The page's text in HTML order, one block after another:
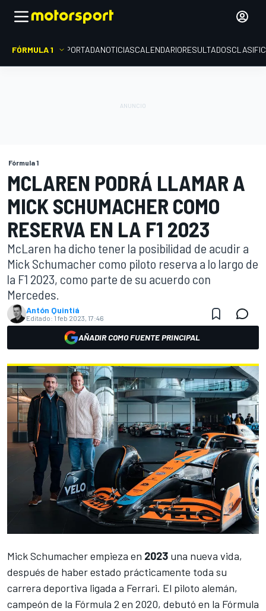
FÓRMULA 1 PORTADANOTICIASCALENDARIORESULTADOS
Fórmula 1
MCLAREN PODRÁ LLAMAR A
MICK SCHUMACHER COMO
RESERVA EN LA F1 2023
McLaren ha dicho tener la posibilidad de acudir a
Mick Schumacher como piloto reserva a lo largo de
la F1 2023, como parte de su acuerdo con
Mercedes.
Antón Quintiá
Editado: 1 feb 2023, 17:46
AÑADIR COMO FUENTE PRINCIPAL
Mick Schumacherempieza en 2023 una nueva vida,
después de haber estado prácticamente toda su
carrera deportiva ligada a Ferrari. El piloto alemán,
campeón de la Fórmula 2 en 2020, debutó en la Fórmula